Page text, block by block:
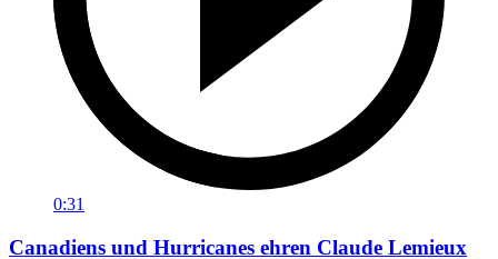
0:31
Canadiens und Hurricanes ehren Claude Lemieux